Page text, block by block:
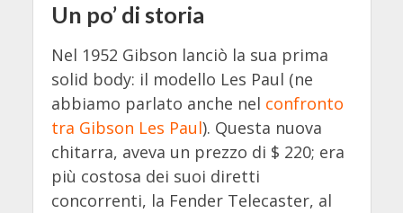
Un po’ di storia
Nel 1952 Gibson lanciò la sua prima
solid body: il modello Les Paul (ne
abbiamo parlato anche nel confronto
tra Gibson Les Paul). Questa nuova
chitarra, aveva un prezzo di $ 220; era
più costosa dei suoi diretti
concorrenti, la Fender Telecaster, al